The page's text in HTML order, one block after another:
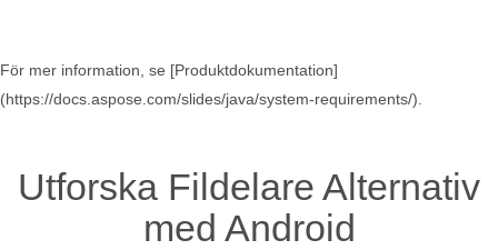
För mer information, se [Produktdokumentation]
(https://docs.aspose.com/slides/java/system-requirements/).
Utforska Fildelare Alternativ
med Android